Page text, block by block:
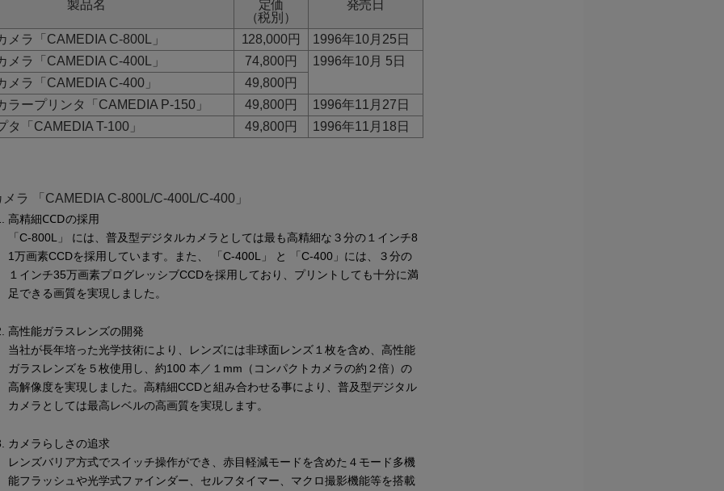
製品名
定価
（税別）
発売日
メラ「CAMEDIA C-800L」 128,000円
1996年10月25日
メラ「CAMEDIA C-400L」
74,800円
1996年10月 5日
メラ「CAMEDIA C-400」
49,800円
ラープリンタ「CAMEDIA P-150」
49,800円
1996年11月27日
タ「CAMEDIA T-100」
49,800円 1996年11月18日
ラ 「CAMEDIA C-800L/C-400L/C-400」
高精細CCDの採用
「C-800L」 には、普及型デジタルカメラとしては最も高精細な３分の１インチ8
1万画素CCDを採用しています。また、 「C-400L」 と 「C-400」には、３分の
１インチ35万画素プログレッシブCCDを採用しており、プリントしても十分に満
足できる画質を実現しました。
高性能ガラスレンズの開発
当社が長年培った光学技術により、レンズには非球面レンズ１枚を含め、高性能
ガラスレンズを５枚使用し、約100 本／１mm（コンパクトカメラの約２倍）の
高解像度を実現しました。高精細CCDと組み合わせる事により、普及型デジタル
カメラとしては最高レベルの高画質を実現します。
カメラらしさの追求
レンズバリア方式でスイッチ操作ができ、赤目軽減モードを含めた４モード多機
能フラッシュや光学式ファインダー、セルフタイマー、マクロ撮影機能等を搭載